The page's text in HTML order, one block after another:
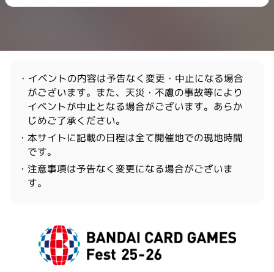
・イベントの内容は予告なく変更・中止になる場合
がございます。また、天災・不慮の事故等により
イベントが中止となる場合がございます。あらか
じめご了承ください。
・本サイトに記載の日程は全て開催地での現地時間
です。
・注意事項は予告なく変更になる場合がございま
す。